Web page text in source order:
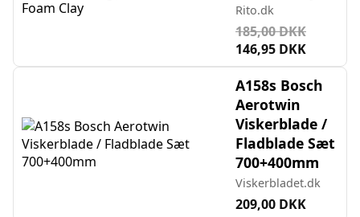
Rito.dk
185,00 DKK
146,95 DKK
A158s Bosch
Aerotwin
Viskerblade /
Fladblade Sæt
700+400mm
Viskerbladet.dk
209,00 DKK